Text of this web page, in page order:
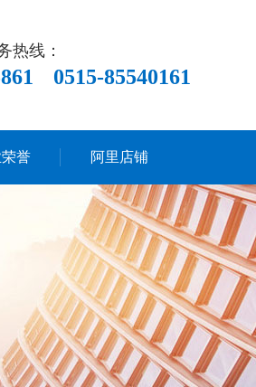
热线：
0515-85540161
誉 阿里店铺